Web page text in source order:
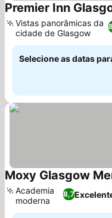
Premier Inn
Vistas panorâmicas da
cidade de Glasgow
Selecione as datas
Moxy Glasgow
8,7
Academia
moderna